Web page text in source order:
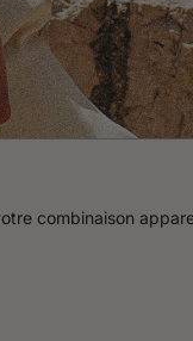
combinaison